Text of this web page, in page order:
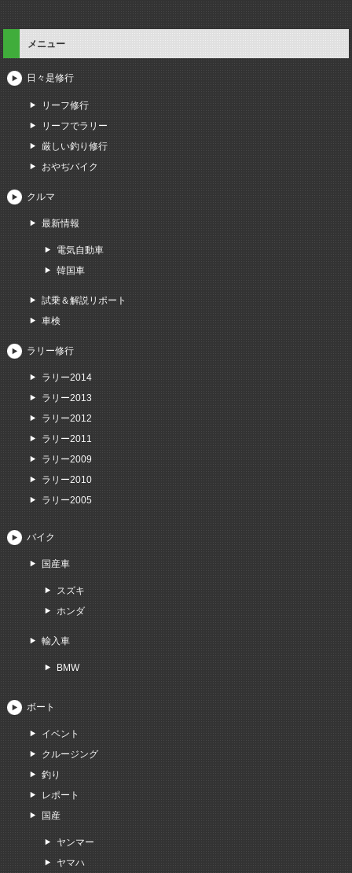
メニュー
日々是修行
リーフ修行
リーフでラリー
厳しい釣り修行
おやぢバイク
クルマ
最新情報
電気自動車
韓国車
試乗＆解説リポート
車検
ラリー修行
ラリー2014
ラリー2013
ラリー2012
ラリー2011
ラリー2009
ラリー2010
ラリー2005
バイク
国産車
スズキ
ホンダ
輸入車
BMW
ボート
イベント
クルージング
釣り
レポート
国産
ヤンマー
ヤマハ